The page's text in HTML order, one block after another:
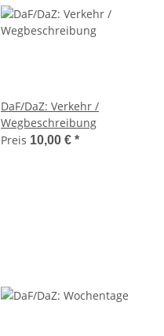
DaF/DaZ: Verkehr /
Wegbeschreibung
Preis 10,00 € *